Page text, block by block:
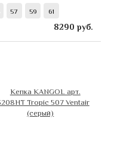
57 59 61
8290 руб.